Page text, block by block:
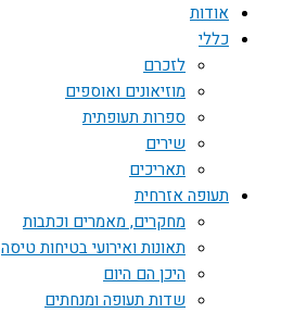
אודות
כללי
לזכרם
מוזיאונים ואוספים
ספרות תעופתית
שירים
תאריכים
תעופה אזרחית
מחקרים, מאמרים וכתבות
תאונות ואירועי בטיחות טיסה
היכן הם היום
שדות תעופה ומנחתים